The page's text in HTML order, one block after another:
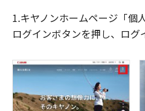
1.キヤノンホームページ「個
ログインボタンを押し、ロ